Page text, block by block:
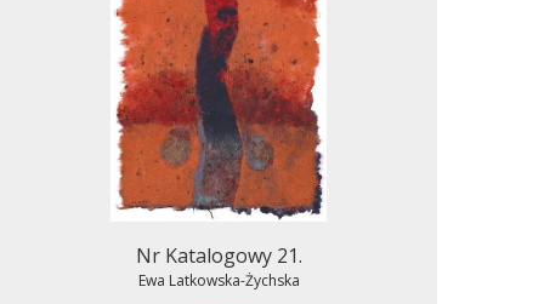
Nr Katalogowy 21.
Ewa Latkowska-Żychska